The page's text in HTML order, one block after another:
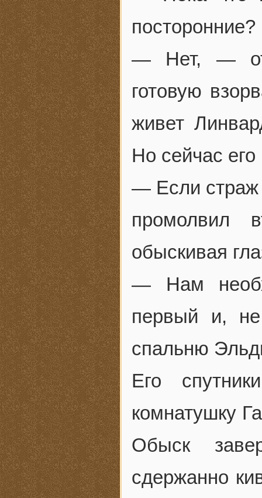
посторонние?
— Нет, —
готовую
живет
Но сейчас его
— Если страж
промолвил
обыскивая
— Нам
первый и,
спальню
Его
комнатушку
Обыск
сдержанно